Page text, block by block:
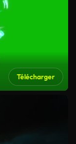
Télécharger